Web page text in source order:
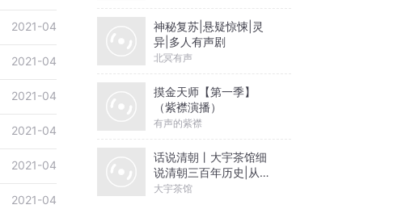
2021-04
2021-04
2021-04
2021-04
2021-04
2021-04
神秘复苏|悬疑惊悚|灵
异|多人有声剧
北冥有声
摸金天师【第一季】
（紫襟演播）
有声的紫襟
话说清朝丨大宇茶馆细
说清朝三百年历史|从努
尔哈赤到末代皇帝溥仪|
大宇茶馆